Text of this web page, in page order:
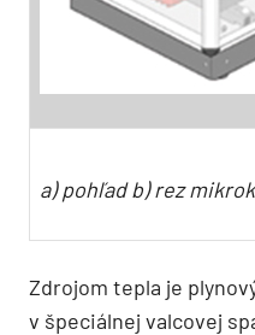
a) pohľad b) rez
Zdrojom tepla je
v špeciálnej valcovej